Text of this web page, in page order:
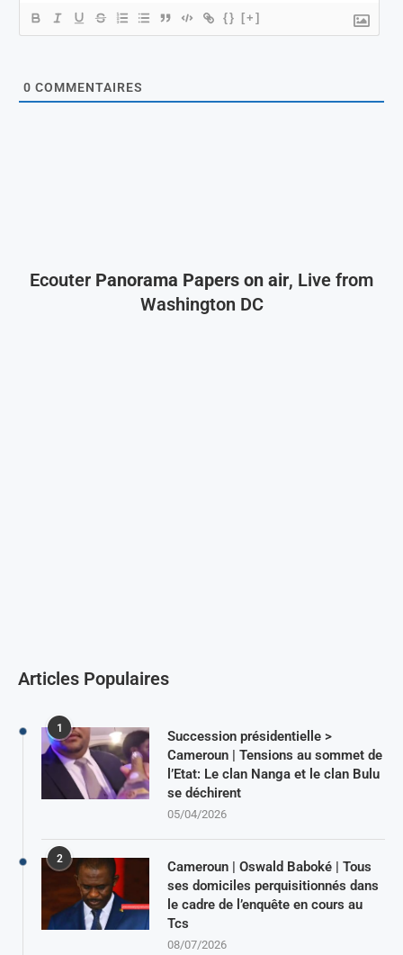
{} [+]
0 COMMENTAIRES
Ecouter Panorama Papers on air, Live from
Washington DC
Articles Populaires
1
Succession présidentielle >
Cameroun | Tensions au sommet de
l’Etat: Le clan Nanga et le clan Bulu
se déchirent
05/04/2026
2
Cameroun | Oswald Baboké | Tous
ses domiciles perquisitionnés dans
le cadre de l’enquête en cours au
Tcs
08/07/2026